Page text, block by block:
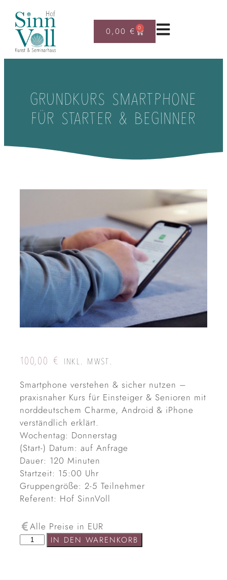
0,00€ 0
GRUNDKURS SMARTPHONE
FÜR STARTER & BEGINNER
100,00 € INKL. MWST.
Smartphone verstehen & sicher nutzen –
praxisnaher Kurs für Einsteiger & Senioren mit
norddeutschem Charme, Android & iPhone
verständlich erklärt.
Wochentag: Donnerstag
(Start-) Datum: auf Anfrage
Dauer: 120 Minuten
Startzeit: 15:00 Uhr
Gruppengröße: 2-5 Teilnehmer
Referent: Hof SinnVoll
Alle Preise in EUR
IN DEN WARENKORB